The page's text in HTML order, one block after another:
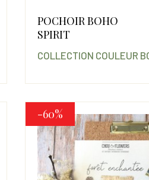
Prix de base
POCHOIR BOHO
SPIRIT
COLLECTION COULEUR
-60%